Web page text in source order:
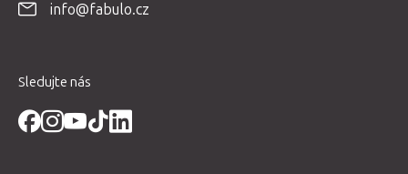
info@fabulo.cz
Sledujte nás